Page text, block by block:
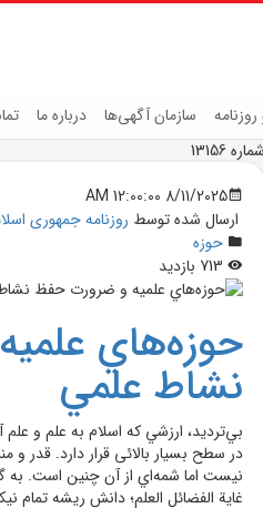
سازمان آگهی‌ها درباره ما
شماره 13156
8/11/2025 12:00:00 AM
ارسال شده توسط روزنامه جمهوری
حوزه
حوزه‌هاي
نشاط علمي
بي‌ترديد، ارزشي که اسلام به علم و
در سطح بسیار بالائی قرار دارد. قدر و
نيست اما شمهاي از آن چنين است. به